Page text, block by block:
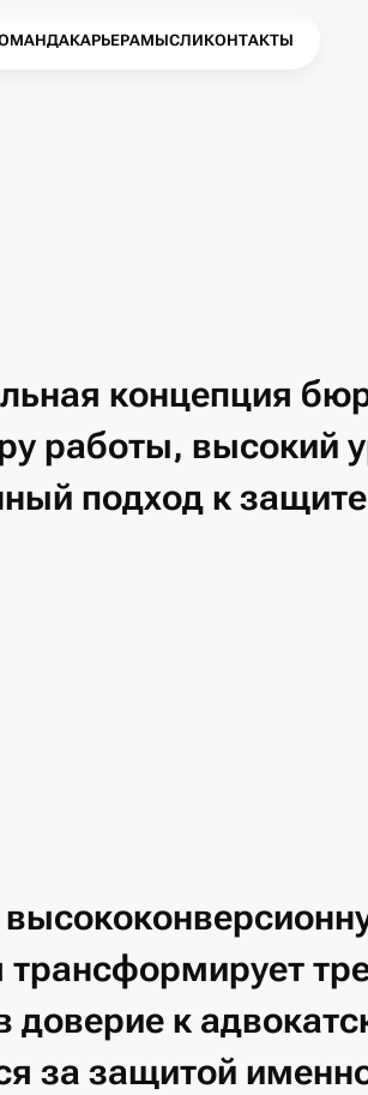
КАРЬЕРАМЫСЛИКОНТАКТЫ
концепция
работы, высокий
подход кзащите
трансформирует
доверие к
за защитой